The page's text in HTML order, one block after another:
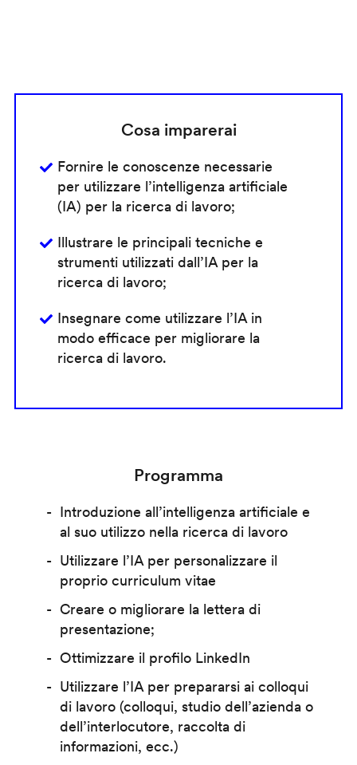
Cosa imparerai
Fornire le conoscenze necessarie
per utilizzare l’intelligenza artificiale
(IA) per la ricerca di lavoro;
Illustrare le principali tecniche e
strumenti utilizzati dall’IA per la
ricerca di lavoro;
Insegnare come utilizzare l’IA in
modo efficace per migliorare la
ricerca di lavoro.
Programma
Introduzione all’intelligenza artificiale e
al suo utilizzo nella ricerca di lavoro
Utilizzare l’IA per personalizzare il
proprio curriculum vitae
Creare o migliorare la lettera di
presentazione;
Ottimizzare il profilo LinkedIn
Utilizzare l’IA per prepararsi ai colloqui
di lavoro (colloqui, studio dell’azienda o
dell’interlocutore, raccolta di
informazioni, ecc.)